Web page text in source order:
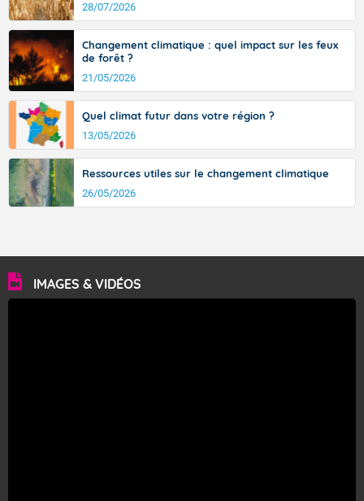
28/07/2026
Changement climatique : quel impact sur les feux
de forêt ?
21/05/2026
Quel climat futur dans votre région ?
13/05/2026
Ressources utiles sur le changement climatique
26/05/2026
IMAGES & VIDÉOS